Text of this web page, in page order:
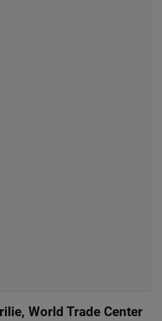
World Trade Center